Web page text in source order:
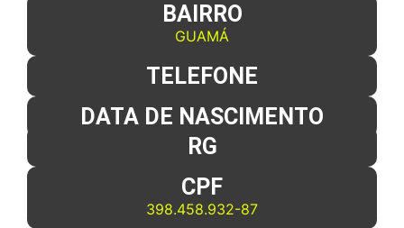
BAIRRO
GUAMÁ
TELEFONE
DATA DE NASCIMENTO
RG
CPF
398.458.932-87